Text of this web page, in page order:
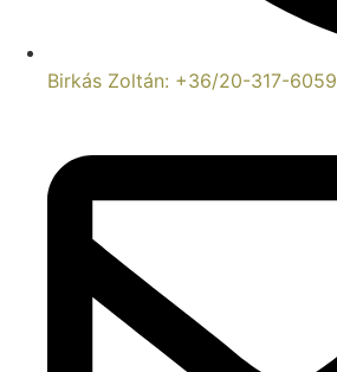
Birkás Zoltán: +36/20-317-6059